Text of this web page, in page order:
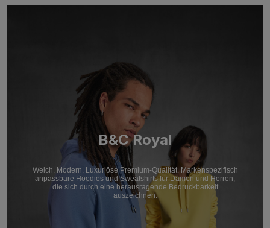
B&C Royal
Weich. Modern. Luxuriöse Premium-Qualität. Markenspezifisch
anpassbare Hoodies und Sweatshirts für Damen und Herren,
die sich durch eine herausragende Bedruckbarkeit
auszeichnen.